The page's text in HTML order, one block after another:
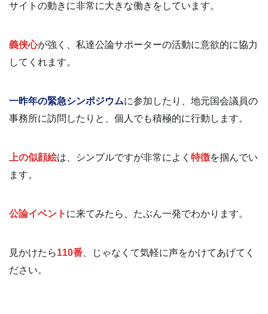
サイトの動きに非常に大きな働きをしています。
義侠心が強く、私達公論サポーターの活動に意欲的に協力
してくれます。
一昨年の緊急シンポジウムに参加したり、地元国会議員の
事務所に訪問したりと、個人でも積極的に行動します。
上の似顔絵は、シンプルですが非常によく 特徴を掴んでい
ます。
公論イベント に来てみたら、たぶん一発でわかります。
見かけたら110番 、じゃなくて気軽に声をかけてあげてく
ださい。